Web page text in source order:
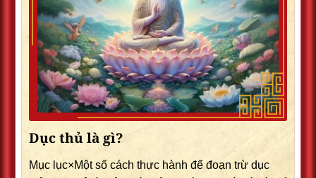
Dục thủ là gì?
Mục lục×Một số cách thực hành để đoạn trừ dục